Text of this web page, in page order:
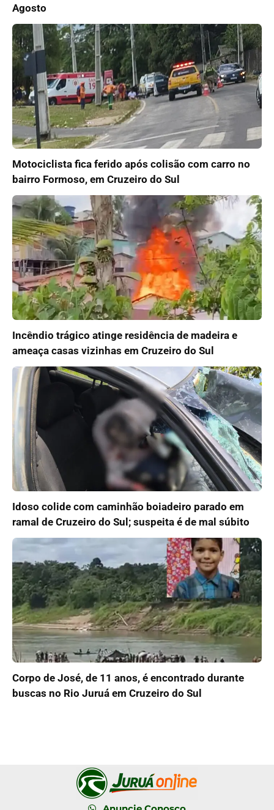
Agosto
Motociclista fica ferido após colisão com carro no
bairro Formoso, em Cruzeiro do Sul
Incêndio trágico atinge residência de madeira e
ameaça casas vizinhas em Cruzeiro do Sul
Idoso colide com caminhão boiadeiro parado em
ramal de Cruzeiro do Sul; suspeita é de mal súbito
Corpo de José, de 11 anos, é encontrado durante
buscas no Rio Juruá em Cruzeiro do Sul